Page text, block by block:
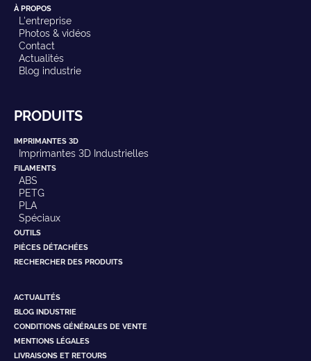
À PROPOS
L'entreprise
Photos & vidéos
Contact
Actualités
Blog industrie
PRODUITS
IMPRIMANTES 3D
Imprimantes 3D Industrielles
FILAMENTS
ABS
PETG
PLA
Spéciaux
OUTILS
PIÈCES DÉTACHÉES
RECHERCHER DES PRODUITS
ACTUALITÉS
BLOG INDUSTRIE
CONDITIONS GÉNÉRALES DE VENTE
MENTIONS LÉGALES
LIVRAISONS ET RETOURS